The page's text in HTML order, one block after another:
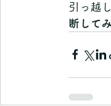
引っ越
断して